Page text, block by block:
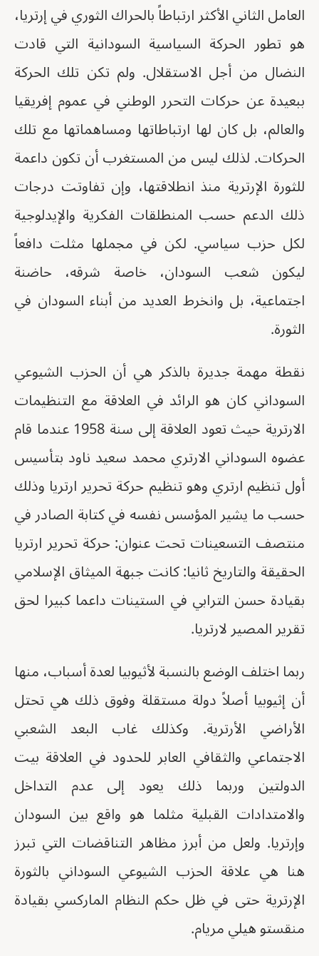
العامل الثاني الأكثر ارتباطاً بالحراك الثوري في إرتريا،
هو تطور الحركة السياسية السودانية التي قادت
النضال من أجل الاستقلال. ولم تكن تلك الحركة
ببعيدة عن حركات التحرر الوطني في عموم إفريقيا
والعالم، بل كان لها ارتباطاتها ومساهماتها مع تلك
الحركات. لذلك ليس من المستغرب أن تكون داعمة
للثورة الإرترية منذ انطلاقتها، وإن تفاوتت درجات
ذلك الدعم حسب المنطلقات الفكرية والإيدلوجية
لكل حزب سياسي. لكن في مجملها مثلت دافعاً
ليكون شعب السودان، خاصة شرقه، حاضنة
اجتماعية، بل وانخرط العديد من أبناء السودان في
الثورة.
نقطة مهمة جديرة بالذكر هي أن الحزب الشيوعي
السوداني كان هو الرائد في العلاقة مع التنظيمات
الارترية حيث تعود العلاقة إلى سنة 1958 عندما قام
عضوه السوداني الارتري محمد سعيد ناود بتأسيس
أول تنظيم ارتري وهو تنظيم حركة تحرير ارتريا وذلك
حسب ما يشير المؤسس نفسه في كتابة الصادر في
منتصف التسعينات تحت عنوان: حركة تحرير ارتريا
الحقيقة والتاريخ ثانيا: كانت جبهة الميثاق الإسلامي
بقيادة حسن الترابي في الستينات داعما كبيرا لحق
تقرير المصير لارتريا.
ربما اختلف الوضع بالنسبة لأثيوبيا لعدة أسباب، منها
أن إثيوبيا أصلاً دولة مستقلة وفوق ذلك هي تحتل
الأراضي الأرترية. وكذلك غاب البعد الشعبي
الاجتماعي والثقافي العابر للحدود في العلاقة بيت
الدولتين وربما ذلك يعود إلى عدم التداخل
والامتدادات القبلية مثلما هو واقع بين السودان
وإرتريا. ولعل من أبرز مظاهر التناقضات التي تبرز
هنا هي علاقة الحزب الشيوعي السوداني بالثورة
الإرترية حتى في ظل حكم النظام الماركسي بقيادة
منقستو هيلي مريام.